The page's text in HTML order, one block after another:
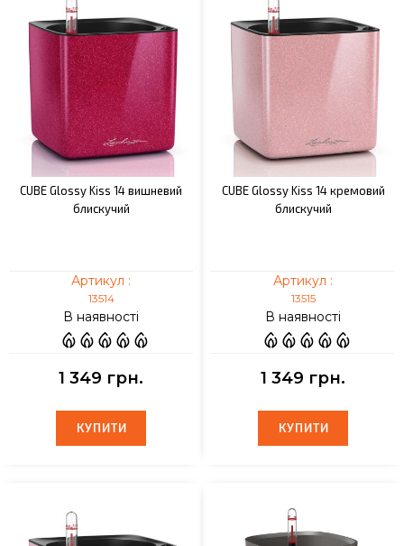
CUBE Glossy Kiss 14 вишневий
блискучий
Артикул :
13514
В наявності
1 349 грн.
КУПИТИ
КУПИТИ
CUBE Glossy Kiss 14 кремовий
блискучий
Артикул :
13515
В наявності
1 349 грн.
КУПИТИ
КУПИТИ